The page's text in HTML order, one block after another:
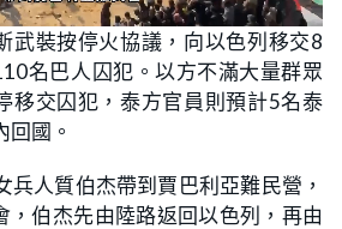
L
o
a
d
e
d
:
6
4
.
%
武裝按停火協議，向以色列移交8
名巴人囚犯。以方不滿大量群眾
移交囚犯，泰方官員則預計5名泰
回國。
兵人質伯杰帶到賈巴利亞難民營，
，伯杰先由陸路返回以色列，再由